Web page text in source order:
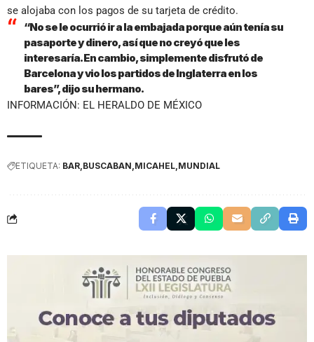
se alojaba con los pagos de su tarjeta de crédito.
“No se le ocurrió ir a la embajada porque aún tenía su
pasaporte y dinero, así que no creyó que les
interesaría. En cambio, simplemente disfrutó de
Barcelona y vio los partidos de Inglaterra en los
bares”, dijo su hermano.
INFORMACIÓN: EL HERALDO DE MÉXICO
ETIQUETA: BAR BUSCABAN MICAHEL MUNDIAL